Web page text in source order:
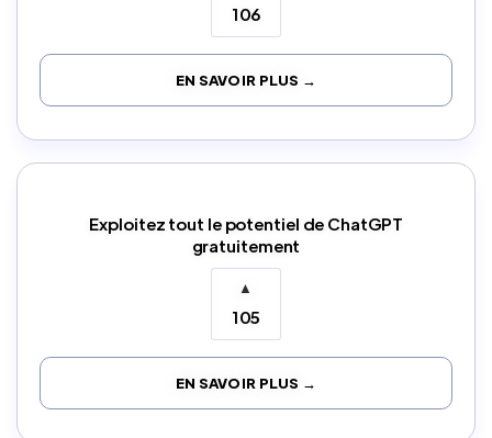
106
EN SAVOIR PLUS →
Exploitez tout le potentiel de ChatGPT
gratuitement
▲
105
EN SAVOIR PLUS →